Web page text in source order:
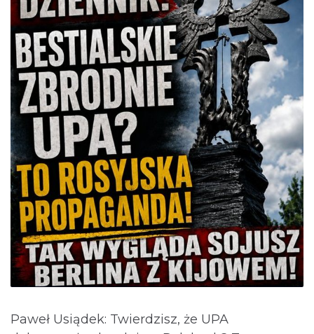
Paweł Usiądek: Twierdzisz, że UPA